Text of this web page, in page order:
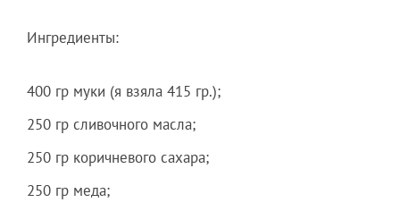
Ингредиенты:
400 гр муки (я взяла 415 гр.);
250 гр сливочного масла;
250 гр коричневого сахара;
250 гр меда;